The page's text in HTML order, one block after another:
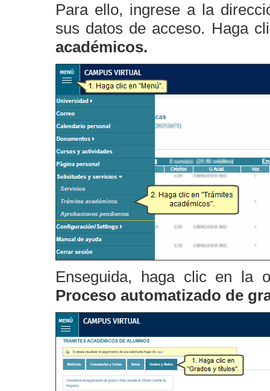
Para ello, ingrese a la
sus datos de acceso. Haga
académicos.
Enseguida, haga clic en la
Proceso automatizado de